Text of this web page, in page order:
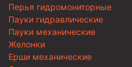
Перья гидромониторные
Пауки гидравлические
Пауки механические
Желонки
Ерши механические